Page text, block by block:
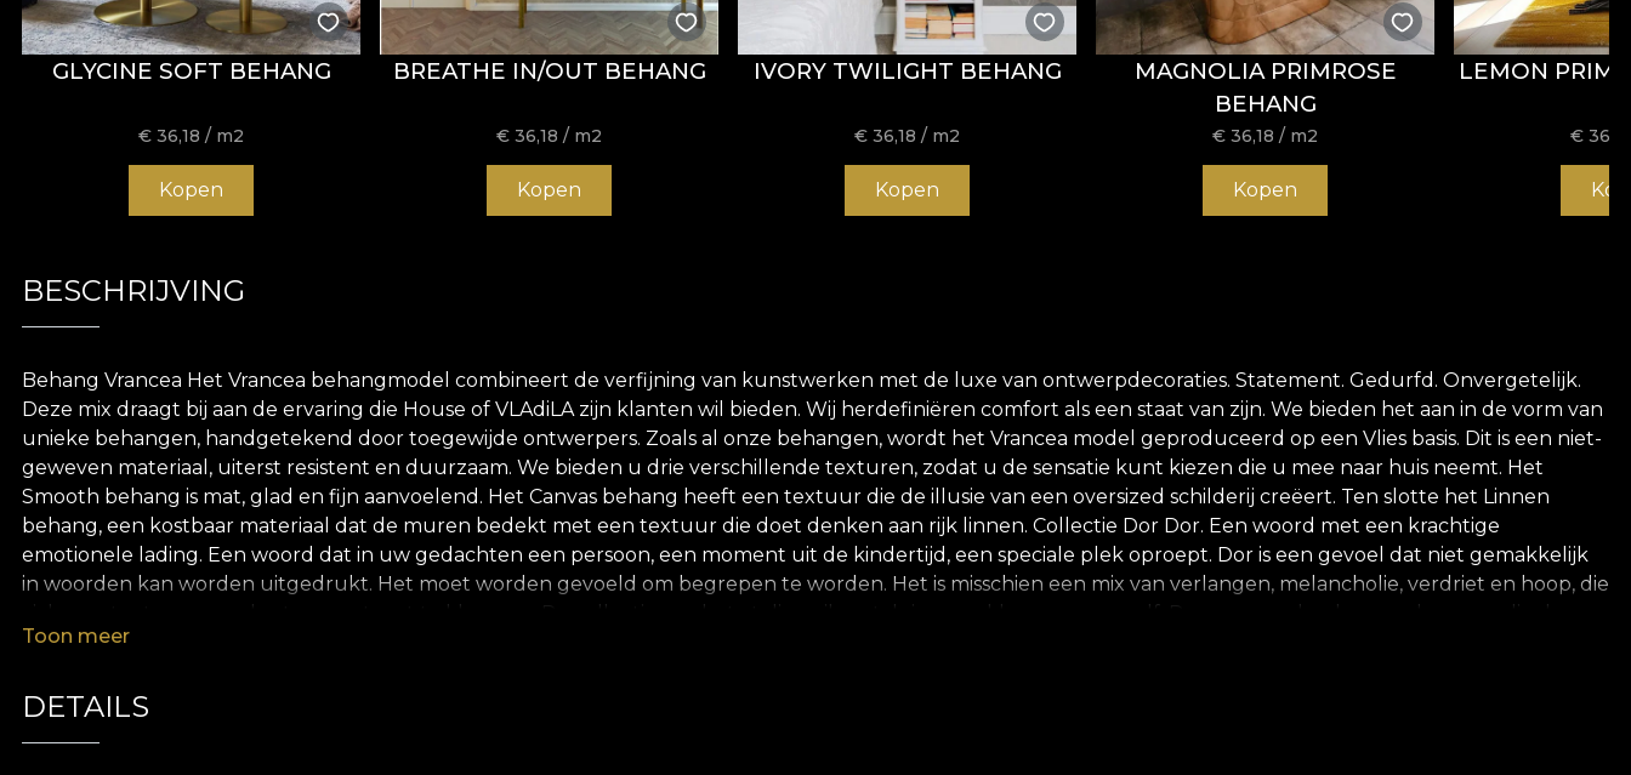
GLYCINE SOFT BEHANG
€36,18 / m2
Kopen
BREATHE IN/OUT BEHANG
€36,18 / m2
Kopen
IVORY TWILIGHT BEHANG
€36,18 / m2
Kopen
MAGNOLIA PRIMROSE
BEHANG
€36,18 / m2
Kopen
LEMON
€
BESCHRIJVING
Behang Vrancea Het Vrancea behangmodel combineert de verfijning van kunstwerken met de luxe van ontwerpdecoraties. Statement. Gedurfd. Onvergetelijk.
Deze mix draagt bij aan de ervaring die House of VLAdiLA zijn klanten wil bieden. Wij herdefiniëren comfort als een staat van zijn. We bieden het aan in de vorm van
unieke behangen, handgetekend door toegewijde ontwerpers. Zoals al onze behangen, wordt het Vrancea model geproduceerd op een Vlies basis. Dit is een niet-
geweven materiaal, uiterst resistent en duurzaam. We bieden u drie verschillende texturen, zodat u de sensatie kunt kiezen die u mee naar huis neemt. Het
Smooth behang is mat, glad en fijn aanvoelend. Het Canvas behang heeft een textuur die de illusie van een oversized schilderij creëert. Ten slotte het Linnen
behang, een kostbaar materiaal dat de muren bedekt met een textuur die doet denken aan rijk linnen. Collectie Dor Dor. Een woord met een krachtige
emotionele lading. Een woord dat in uw gedachten een persoon, een moment uit de kindertijd, een speciale plek oproept. Dor is een gevoel dat niet gemakkelijk
in woorden kan worden uitgedrukt. Het moet worden gevoeld om begrepen te worden. Het is misschien een mix van verlangen, melancholie, verdriet en hoop, die
andere grenzen worden beschermd. Dor naar traditie – voor degenen die het zijn vergeten. Dor naar authenticiteit – voor degenen die naar hun roots willen
heden en toekomst. Een innerlijke reis die reflecteert op identiteit. Wat maakt u Roemeens? Welke verhalen van trotse knapen gevangen in dansen met mooie
Toon meer
DETAILS